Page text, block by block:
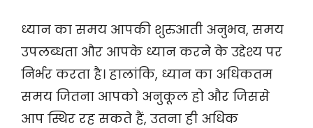
ध्यान का समय आपकी शुरुआती अनुभव, समय
उपलब्धता और आपके ध्यान करने के उद्देश्य पर
निर्भर करता है। हालांकि, ध्यान का अधिकतम
समय जितना आपको अनुकूल हो और जिससे
आप स्थिर रह सकते हैं, उतना ही अधिक